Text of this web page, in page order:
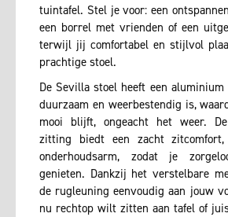
tuintafel. Stel je voor: een
een borrel met vrienden of een
terwijl jij comfortabel en stijlvol
prachtige stoel.
De Sevilla stoel heeft een
duurzaam en weerbestendig is,
mooi blijft, ongeacht het weer.
zitting biedt een zacht
onderhoudsarm, zodat je
genieten. Dankzij het verstelbare
de rugleuning eenvoudig aan jouw
nu rechtop wilt zitten aan tafel of